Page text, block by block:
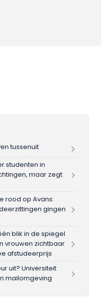
tussenuit
studenten in
maar zegt
rood op Avans:
gingen
blik in de spiegel
vrouwen zichtbaar
afstudeerprijs
uit? Universiteit
mailomgeving